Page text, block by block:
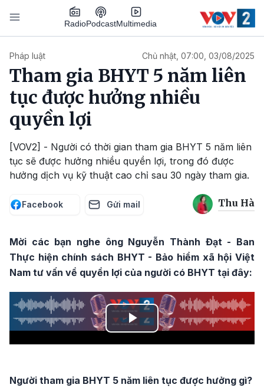
Nhảy đến nội dung
RadioPodcastMultimedia
Pháp luật Chủ nhật, 07:00, 03/08/2025
Tham gia BHYT 5 năm liên
tục được hưởng nhiều
quyền lợi
[VOV2] - Người có thời gian tham gia BHYT 5 năm liên
tục sẽ được hưởng nhiều quyền lợi, trong đó được
hưởng dịch vụ kỹ thuật cao chỉ sau 30 ngày tham gia.
Facebook Gửi mail Thu Hà
Mời các bạn nghe ông Nguyễn Thành Đạt - Ban
Thực hiện chính sách BHYT - Bảo hiểm xã hội Việt
Nam tư vấn về quyền lợi của người có BHYT tại đây:
Play
Người tham gia BHYT 5 năm liên tục được hưởng gì?